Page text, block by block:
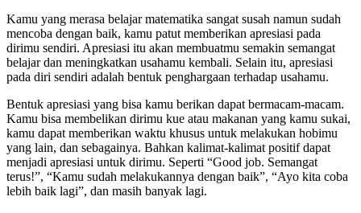
Kamu yang merasa belajar matematika sangat susah namun sudah
mencoba dengan baik, kamu patut memberikan apresiasi pada
dirimu sendiri. Apresiasi itu akan membuatmu semakin semangat
belajar dan meningkatkan usahamu kembali. Selain itu, apresiasi
pada diri sendiri adalah bentuk penghargaan terhadap usahamu.
Bentuk apresiasi yang bisa kamu berikan dapat bermacam-macam.
Kamu bisa membelikan dirimu kue atau makanan yang kamu sukai,
kamu dapat memberikan waktu khusus untuk melakukan hobimu
yang lain, dan sebagainya. Bahkan kalimat-kalimat positif dapat
menjadi apresiasi untuk dirimu. Seperti “Good job. Semangat
terus!”, “Kamu sudah melakukannya dengan baik”, “Ayo kita coba
lebih baik lagi”, dan masih banyak lagi.